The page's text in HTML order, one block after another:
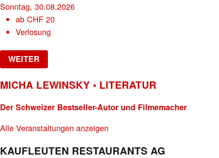
Sonntag, 30.08.2026
abCHF 20
Verlosung
WEITER
MICHA LEWINSKY • LITERATUR
Der Schweizer Bestseller-Autor und Filmemacher
Alle Veranstaltungen anzeigen
KAUFLEUTEN RESTAURANTS AG